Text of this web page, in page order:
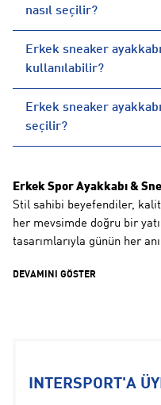
nasıl seçilir?
Erkek sneaker
kullanılabilir?
Erkek sneaker
seçilir?
Erkek Spor Ayakkabı &
Stil sahibi beyefendiler,
her mevsimde doğru bir
tasarımlarıyla günün her
iddialı tamamlayıcıları
spor dalında kullanıma
DEVAMINI GÖSTER
INTERSPORT'A